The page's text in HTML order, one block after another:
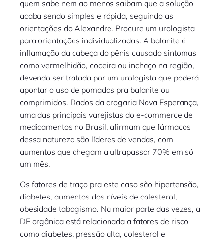
quem sabe nem ao menos saibam que a solução
acaba sendo simples e rápida, seguindo as
orientações do Alexandre. Procure um urologista
para orientações individualizadas. A balanite é
inflamação da cabeça do pênis causado sintomas
como vermelhidão, coceira ou inchaço na região,
devendo ser tratada por um urologista que poderá
apontar o uso de pomadas pra balanite ou
comprimidos. Dados da drogaria Nova Esperança,
uma das principais varejistas do e-commerce de
medicamentos no Brasil, afirmam que fármacos
dessa natureza são líderes de vendas, com
aumentos que chegam a ultrapassar 70% em só
um mês.
Os fatores de traço pra este caso são hipertensão,
diabetes, aumentos dos níveis de colesterol,
obesidade tabagismo. Na maior parte das vezes, a
DE orgânica está relacionada a fatores de risco
como diabetes, pressão alta, colesterol e